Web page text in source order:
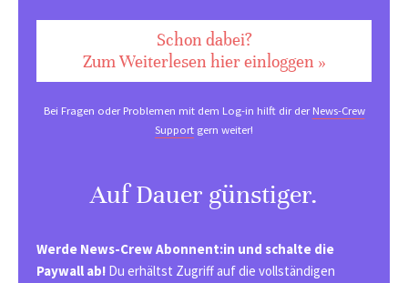
Schon dabei?
Zum Weiterlesen hier einloggen »
Bei Fragen oder Problemen mit dem Log-in hilft dir derNews-Crew
Support gern weiter!
Auf Dauer günstiger.
Werde News-Crew Abonnent:in und schalte die
Paywall ab! Du erhältst Zugriff auf die vollständigen